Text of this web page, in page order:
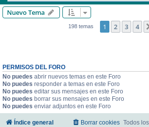
Nuevo Tema
198 temas 1 2 3 4
PERMISOS DEL FORO
No puedes abrir nuevos temas en este Foro
No puedes responder a temas en este Foro
No puedes editar sus mensajes en este Foro
No puedes borrar sus mensajes en este Foro
No puedes enviar adjuntos en este Foro
Índice general Todos
Borrar cookies